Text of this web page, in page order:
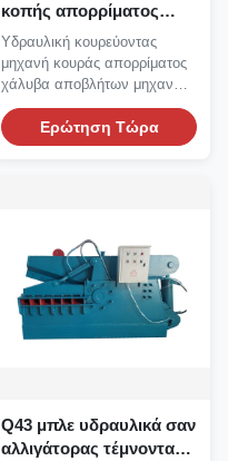
κοπής απορρίματος
κουράς 800mm 1000mm
μικρή σαν αλλιγάτορας
Υδραυλική κουρεύοντας
μηχανή κουράς απορρίματος
χάλυβα αποβλήτων μηχανών
σαν αλλιγάτορας: Η σαν...
Ερώτηση Τώρα
Q43 μπλε υδραυλικά σαν
αλλιγάτορας τέμνοντα